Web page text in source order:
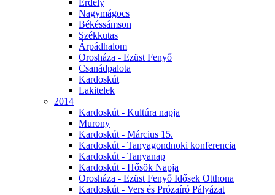
Erdély
Nagymágocs
Békéssámson
Székkutas
Árpádhalom
Orosháza - Ezüst Fenyő
Csanádpalota
Kardoskút
Lakitelek
2014
Kardoskút - Kultúra napja
Murony
Kardoskút - Március 15.
Kardoskút - Tanyagondnoki konferencia
Kardoskút - Tanyanap
Kardoskút - Hősök Napja
Orosháza - Ezüst Fenyő Idősek Otthona
Kardoskút - Vers és Prózaíró Pályázat